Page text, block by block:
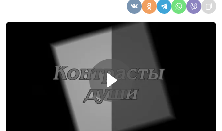
Виталий Семенович
Бахтин,
священнослужитель
Суждение и осуждение
Бахтин,
священнослужитель
"За все благодарите"
Александр Шатан,
Бахтин,